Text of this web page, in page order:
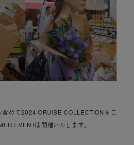
含めて2024 CRUISE COLLECTIONをご
EVENTは開催いたします。